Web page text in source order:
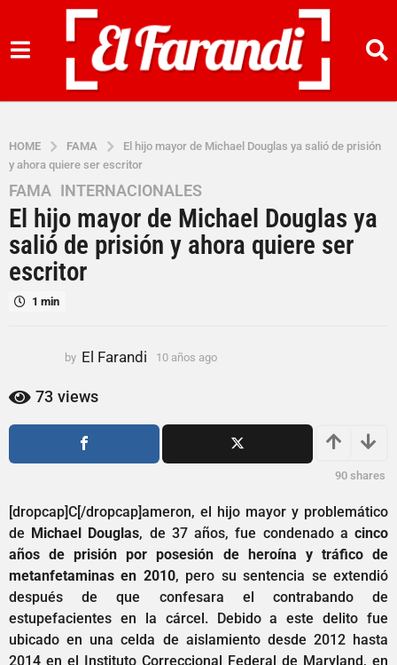
HOME FAMA
El hijo mayor de Michael Douglas ya salió de prisión
y ahora quiere ser escritor
1
0
ñ
o
s
0
a
o
a
g
o
FAMA ,INTERNACIONALES
El hijo mayor de Michael Douglas ya
salió de prisión y ahora quiere ser
escritor
1 min
by El Farandi 10 años ago
o
73 views
90 shares
[dropcap]C[/dropcap]ameron, el hijo mayor y problemático
de Michael Douglas, de 37 años, fue condenado acinco
años de prisión por posesión de heroína y tráfico de
metanfetaminas en 2010, pero su sentencia se extendió
después de que confesara el contrabando de
estupefacientes en la cárcel. Debido a este delito fue
ubicado en una celda de aislamiento desde 2012 hasta
2014 en el Instituto Correccional Federal de Maryland, en